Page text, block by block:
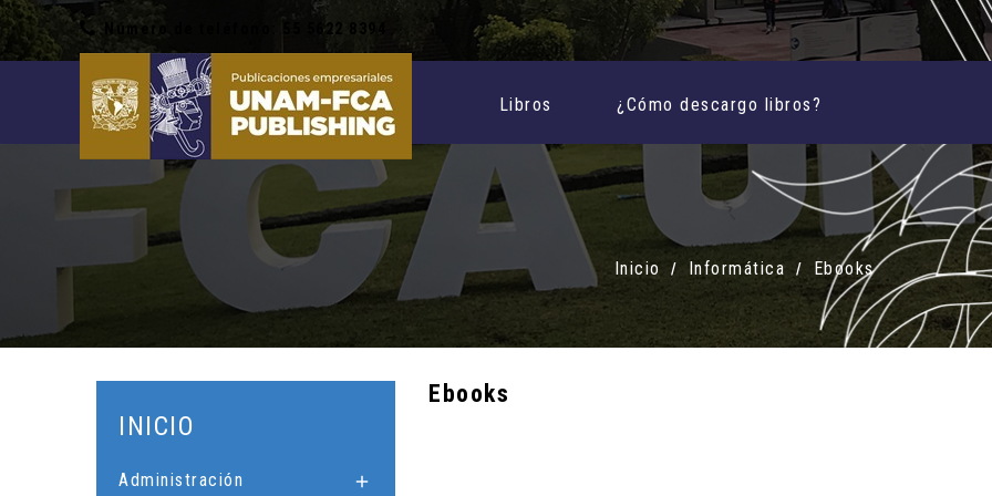
Número de teléfono: 55 5622 8394
Libros ¿Cómo descargo libros?
Inicio Informática Ebooks
INICIO
Administración 
Ebooks